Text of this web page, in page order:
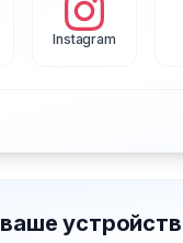
Instagram